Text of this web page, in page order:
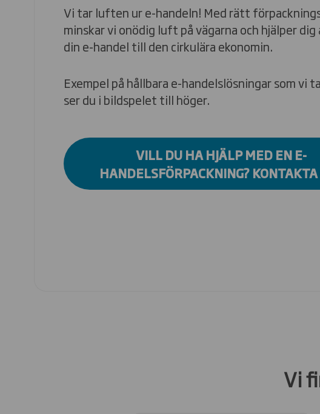
Vi tar luften ur e-handeln! Med rätt
minskar vi onödig luft på vägarna och hjälper dig
din e-handel till den cirkulära ekonomin.
Exempel på hållbara e-handelslösningar som vi
ser du i bildspelet till höger.
VILL DU HA HJÄLP MED EN E-
HANDELSFÖRPACKNING? KONTAKTA
Vi